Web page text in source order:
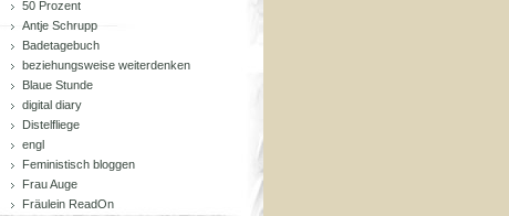
50 Prozent
Antje Schrupp
Badetagebuch
beziehungsweise weiterdenken
Blaue Stunde
digital diary
Distelfliege
engl
Feministisch bloggen
Frau Auge
Fräulein ReadOn